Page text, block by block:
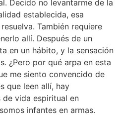
Decido no levantarme de la
establecida, esa
También requiere
allí. Después de un
en un hábito, y la sensación
¿Pero por qué arpa en esta
me siento convencido de
que leen allí, hay
vida espiritual en
infantes en armas.